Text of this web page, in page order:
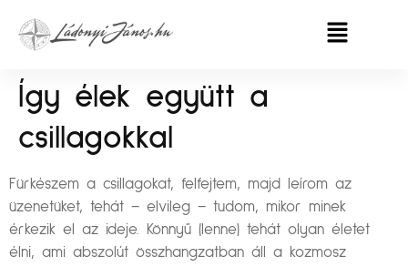
Így élek együtt a
csillagokkal
Fürkészem a csillagokat, felfejtem, majd leírom az
üzenetüket, tehát – elvileg – tudom, mikor minek
érkezik el az ideje. Könnyű (lenne) tehát olyan életet
élni, ami abszolút összhangzatban áll a kozmosz